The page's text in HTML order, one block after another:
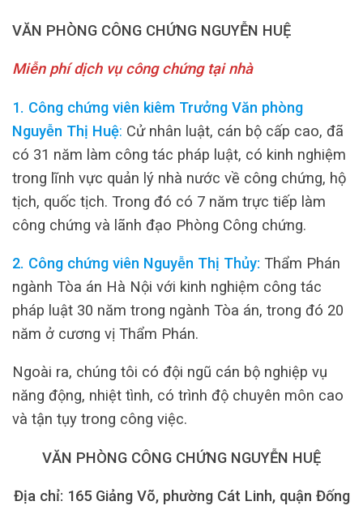
VĂN PHÒNG CÔNG CHỨNG NGUYỄN HUỆ
Miễn phí dịch vụ công chứng tại nhà
1. Công chứng viên kiêm Trưởng Văn phòng
Nguyễn Thị Huệ: Cử nhân luật, cán bộ cấp cao, đã
có 31 năm làm công tác pháp luật, có kinh nghiệm
trong lĩnh vực quản lý nhà nước về công chứng, hộ
tịch, quốc tịch. Trong đó có 7 năm trực tiếp làm
công chứng và lãnh đạo Phòng Công chứng.
2. Công chứng viên Nguyễn Thị Thủy: Thẩm Phán
ngành Tòa án Hà Nội với kinh nghiệm công tác
pháp luật 30 năm trong ngành Tòa án, trong đó 20
năm ở cương vị Thẩm Phán.
Ngoài ra, chúng tôi có đội ngũ cán bộ nghiệp vụ
năng động, nhiệt tình, có trình độ chuyên môn cao
và tận tụy trong công việc.
VĂN PHÒNG CÔNG CHỨNG NGUYỄN HUỆ
Địa chỉ: 165 Giảng Võ, phường Cát Linh, quận Đống